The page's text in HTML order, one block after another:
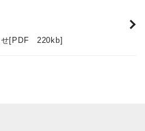
せ[PDF 220kb]